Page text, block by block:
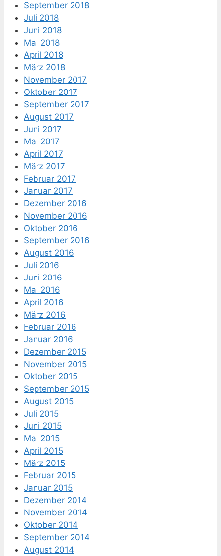
September 2018
Juli 2018
Juni 2018
Mai 2018
April 2018
März 2018
November 2017
Oktober 2017
September 2017
August 2017
Juni 2017
Mai 2017
April 2017
März 2017
Februar 2017
Januar 2017
Dezember 2016
November 2016
Oktober 2016
September 2016
August 2016
Juli 2016
Juni 2016
Mai 2016
April 2016
März 2016
Februar 2016
Januar 2016
Dezember 2015
November 2015
Oktober 2015
September 2015
August 2015
Juli 2015
Juni 2015
Mai 2015
April 2015
März 2015
Februar 2015
Januar 2015
Dezember 2014
November 2014
Oktober 2014
September 2014
August 2014